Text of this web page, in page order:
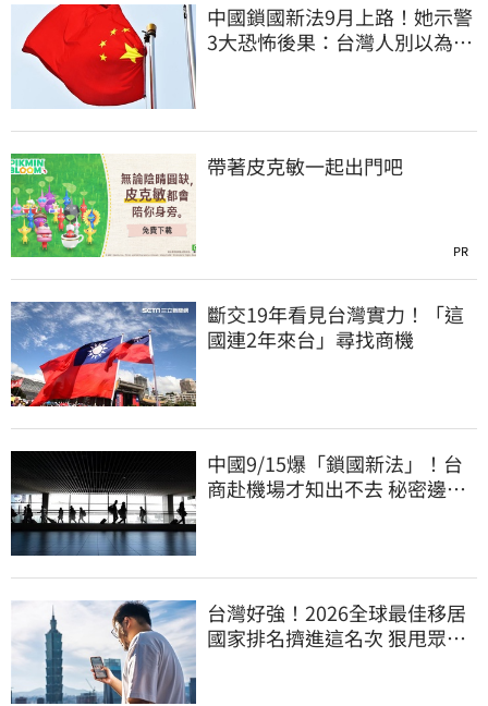
中國鎖國新法9月上路！她示警
3大恐怖後果：台灣人別以為是
帶著皮克敏一起出門吧
PR
斷交19年看見台灣實力！「這
國連2年來台」尋找商機
中國9/15爆「鎖國新法」！台
商赴機場才知出不去 秘密邊控
台灣好強！2026全球最佳移居
國家排名擠進這名次 狠甩眾多